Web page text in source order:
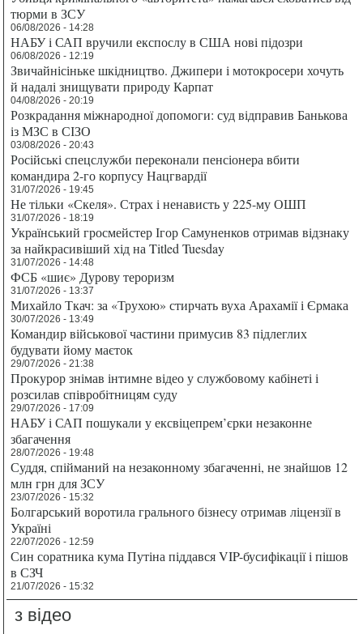
тюрми в ЗСУ
06/08/2026 - 14:28
НАБУ і САП вручили експослу в США нові підозри
06/08/2026 - 12:19
Звичайнісіньке шкідництво. Джипери і мотокросери хочуть
й надалі знищувати природу Карпат
04/08/2026 - 20:19
Розкрадання міжнародної допомоги: суд відправив Банькова
із МЗС в СІЗО
03/08/2026 - 20:43
Російські спецслужби переконали пенсіонера вбити
командира 2-го корпусу Нацгвардії
31/07/2026 - 19:45
Не тільки «Скеля». Страх і ненависть у 225-му ОШП
31/07/2026 - 18:19
Український гросмейстер Ігор Самуненков отримав відзнаку
за найкрасивіший хід на Titled Tuesday
31/07/2026 - 14:48
ФСБ «шиє» Дурову тероризм
31/07/2026 - 13:37
Михайло Ткач: за «Трухою» стирчать вуха Арахамії і Єрмака
30/07/2026 - 13:49
Командир військової частини примусив 83 підлеглих
будувати йому маєток
29/07/2026 - 21:38
Прокурор знімав інтимне відео у службовому кабінеті і
розсилав співробітницям суду
29/07/2026 - 17:09
НАБУ і САП пошукали у ексвіцепрем’єрки незаконне
збагачення
28/07/2026 - 19:48
Суддя, спійманий на незаконному збагаченні, не знайшов 12
млн грн для ЗСУ
23/07/2026 - 15:32
Болгарський воротила грального бізнесу отримав ліцензії в
Україні
22/07/2026 - 12:59
Син соратника кума Путіна піддався VIP-бусифікації і пішов
в СЗЧ
21/07/2026 - 15:32
з відео